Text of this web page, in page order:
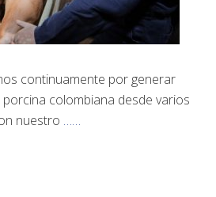
continuamente por generar
colombiana desde varios
nuestro ……